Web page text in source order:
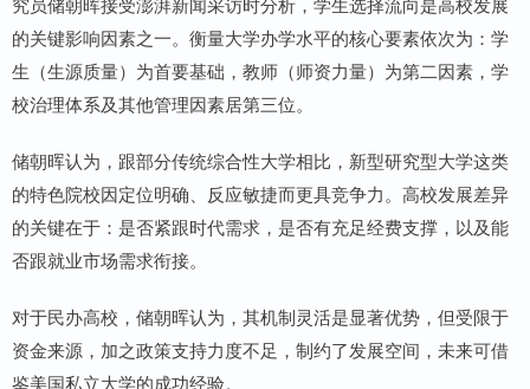
的关键影响因素之一。衡量大学办学水平的核心要素依次为：学
生（生源质量）为首要基础，教师（师资力量）为第二因素，学
校治理体系及其他管理因素居第三位。
储朝晖认为，跟部分传统综合性大学相比，新型研究型大学这类
的特色院校因定位明确、反应敏捷而更具竞争力。高校发展差异
的关键在于：是否紧跟时代需求，是否有充足经费支撑，以及能
否跟就业市场需求衔接。
对于民办高校，储朝晖认为，其机制灵活是显著优势，但受限于
资金来源，加之政策支持力度不足，制约了发展空间，未来可借
鉴美国私立大学的成功经验。